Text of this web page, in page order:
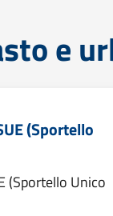
e
(Sportello
(Sportello Unico